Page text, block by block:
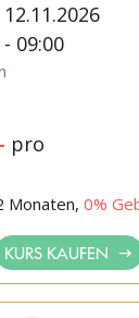
12.11.2026
09:00
pro
Monaten, 0%
KURS KAUFEN